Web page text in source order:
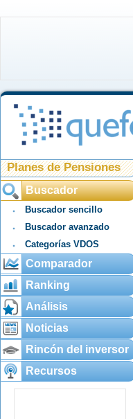
Planes de Pensiones
Buscador
Buscador sencillo
Buscador avanzado
Categorías VDOS
Comparador
Ranking
Análisis
Noticias
Rincón del inversor
Recursos